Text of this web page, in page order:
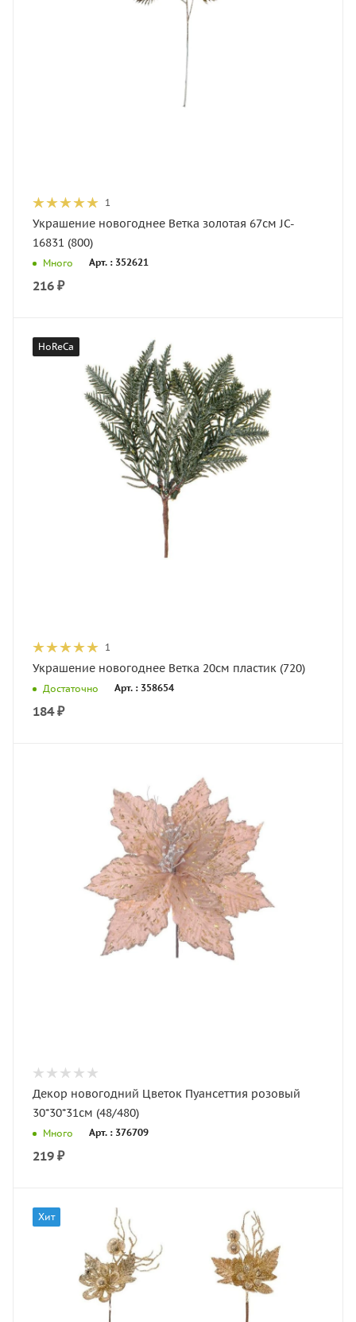
1
Украшение новогоднее Ветка золотая 67см JC-
16831 (800)
Много Арт. : 352621
216 ₽
HoReCa
1
Украшение новогоднее Ветка 20см пластик (720)
Достаточно Арт. : 358654
184₽
Декор новогодний Цветок Пуансеттия розовый
30*30*31см (48/480)
Много Арт. : 376709
219 ₽
Хит